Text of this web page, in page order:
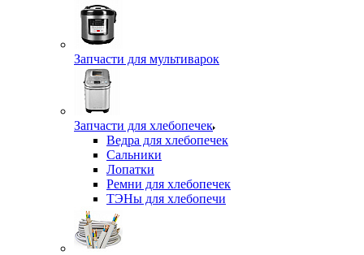
Запчасти для мультиварок
Запчасти для хлебопечек
Ведра для хлебопечек
Сальники
Лопатки
Ремни для хлебопечек
ТЭНы для хлебопечи